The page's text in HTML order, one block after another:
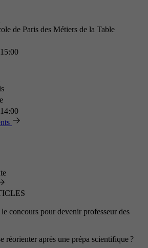
de Paris des Métiers de la Table
concours pour devenir professeur des
réorienter après une prépa scientifique ?